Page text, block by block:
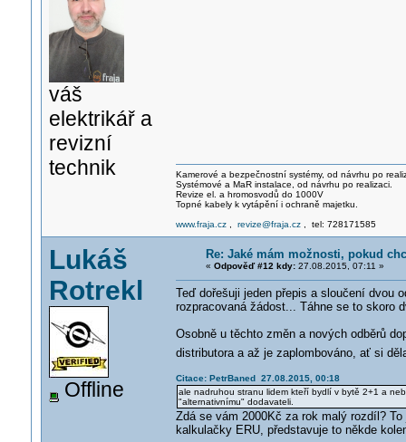
váš
elektrikář a
revizní
technik
Kamerové a bezpečnostní systémy, od návrhu po
Systémové a MaR instalace, od návrhu po realizaci.
Revize el. a hromosvodů do 1000V
Topné kabely k vytápění i ochraně majetku.
www.fraja.cz, revize@fraja.cz, tel: 728171585
Lukáš
Rotrekl
Offline
Re: Jaké mám možnosti, pokud
« Odpověď #12 kdy:27.08.2015, 07:11 »
Teď dořešuji jeden přepis a sloučení dvou
rozpracovaná žádost... Táhne se to skoro
Osobně u těchto změn a nových odběrů
distributora a až je zaplombováno, ať si
Citace: PetrBaned 27.08.2015, 00:18
ale nadruhou stranu lidem kteří bydlí v bytě 2+1 a
"alternativnímu" dodavateli.
Zdá se vám 2000Kč za rok malý rozdíl?
kalkulačky ERU, představuje to někde